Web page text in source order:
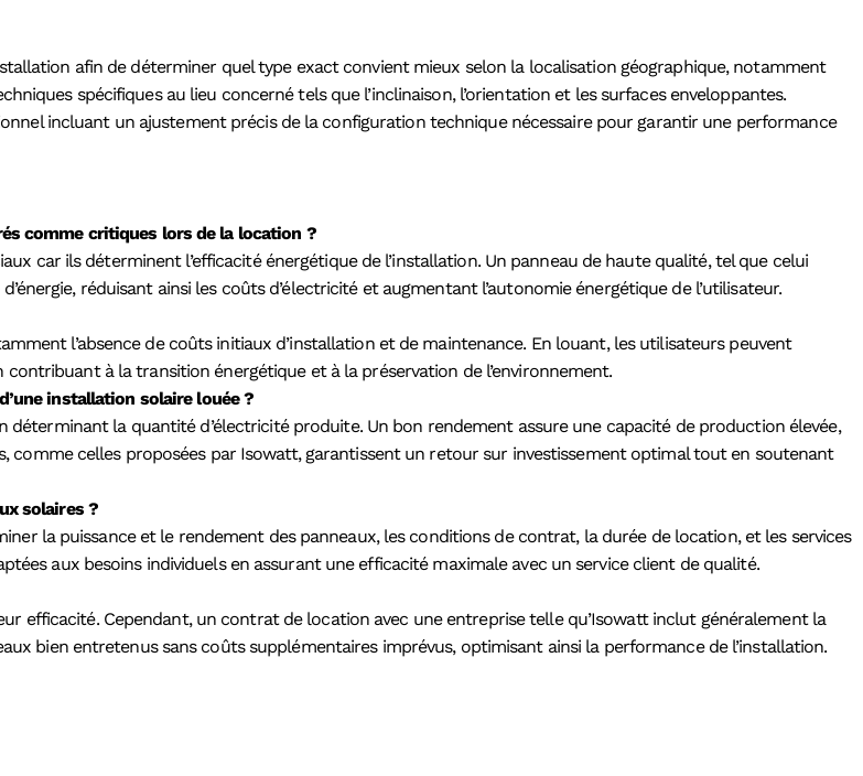
afin de déterminer quel type exact convient mieux selon la localisation géographique, notamment
spécifiques au lieu concerné tels que l’inclinaison, l’orientation et les surfaces enveloppantes.
incluant un ajustement précis de la configuration technique nécessaire pour garantir une performance
comme critiques lors de la location ?
car ils déterminent l’efficacité énergétique de l’installation. Un panneau de haute qualité, tel que celui
réduisant ainsi les coûts d’électricité et augmentant l’autonomie énergétique de l’utilisateur.
l’absence de coûts initiaux d’installation et de maintenance. En louant, les utilisateurs peuvent
à la transition énergétique et à la préservation de l’environnement.
installation solaire louée ?
la quantité d’électricité produite. Un bon rendement assure une capacité de production élevée,
comme celles proposées par Isowatt, garantissent un retour sur investissement optimal tout en soutenant
solaires ?
la puissance et le rendement des panneaux, les conditions de contrat, la durée de location, et les services
aux besoins individuels en assurant une efficacité maximale avec un service client de qualité.
efficacité. Cependant, un contrat de location avec une entreprise telle qu’Isowatt inclut généralement la
bien entretenus sans coûts supplémentaires imprévus, optimisant ainsi la performance de l’installation.